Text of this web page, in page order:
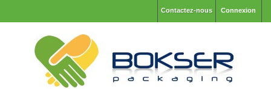
Connexion
Contactez-nous